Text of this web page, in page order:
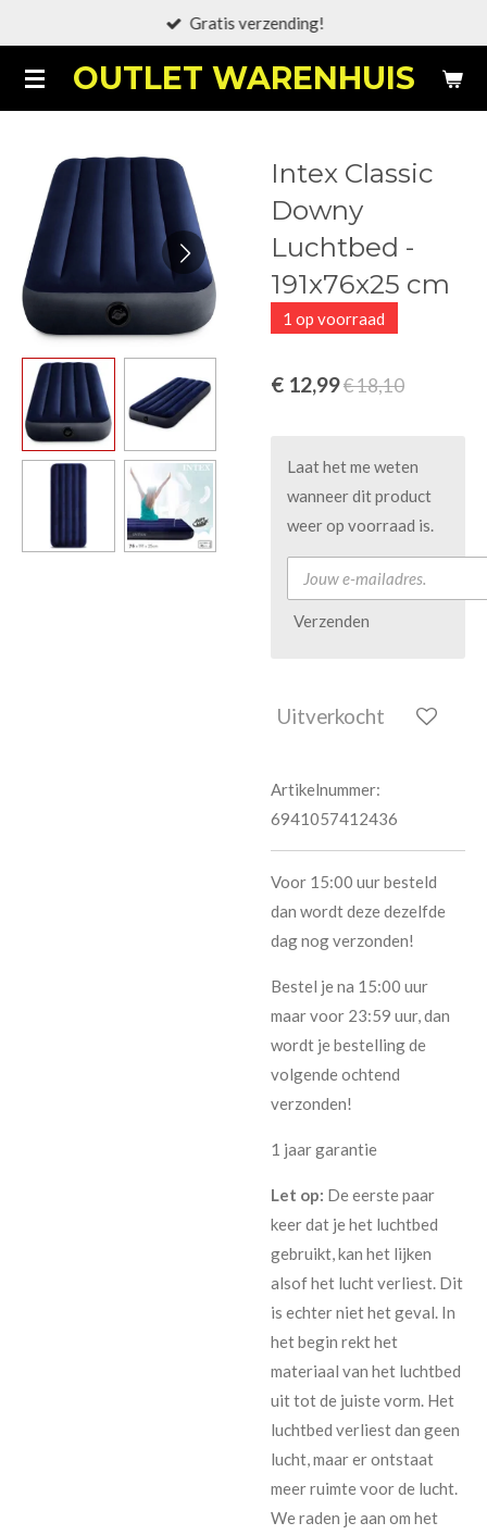
naar
de
OUTLET WARENHUIS
Gratis verzending!
Intex Classic
Downy
Luchtbed -
191x76x25 cm
1 op voorraad
€ 12,99€ 18,10
Laat het me weten
wanneer dit product
weer op voorraad is.
Verzenden
Uitverkocht
Artikelnummer:
6941057412436
Voor 15:00 uur besteld
dan wordt deze dezelfde
dag nog verzonden!
Bestel je na 15:00 uur
maar voor 23:59 uur, dan
wordt je bestelling de
volgende ochtend
verzonden!
1 jaar garantie
Let op: De eerste paar
keer dat je het luchtbed
gebruikt, kan het lijken
alsof het lucht verliest. Dit
is echter niet het geval. In
het begin rekt het
materiaal van het luchtbed
uit tot de juiste vorm. Het
luchtbed verliest dan geen
lucht, maar er ontstaat
meer ruimte voor de lucht.
We raden je aan om het